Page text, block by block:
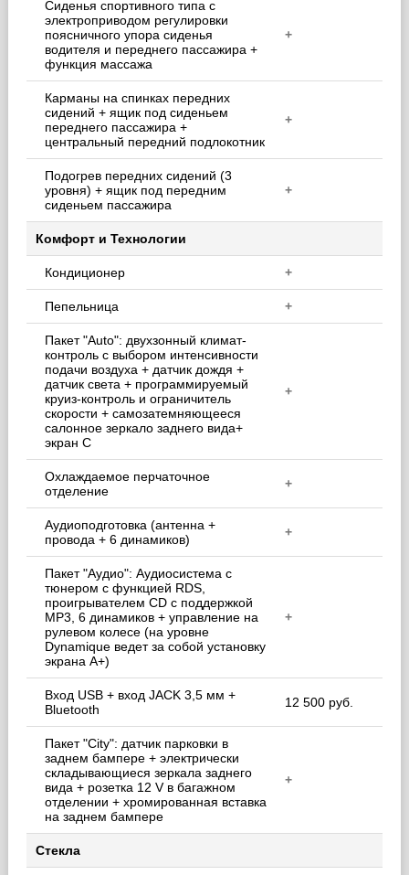
Сиденья спортивного типа с
электроприводом регулировки
поясничного упора сиденья
водителя и переднего пассажира +
функция массажа
+
Карманы на спинках передних
сидений + ящик под сиденьем
переднего пассажира +
центральный передний подлокотник
+
Подогрев передних сидений (3
уровня) + ящик под передним
сиденьем пассажира
+
Комфорт и Технологии
Кондиционер +
Пепельница +
Пакет "Auto": двухзонный климат-
контроль с выбором интенсивности
подачи воздуха + датчик дождя +
датчик света + программируемый
круиз-контроль и ограничитель
скорости + самозатемняющееся
салонное зеркало заднего вида+
экран С
+
Охлаждаемое перчаточное
отделение
+
Аудиоподготовка (антенна +
провода + 6 динамиков)
+
Пакет "Аудио": Аудиосистема с
тюнером c функцией RDS,
проигрывателем CD с поддержкой
MP3, 6 динамиков + управление на
рулевом колесе (на уровне
Dynamique ведет за собой установку
экрана А+)
+
Вход USB + вход JACK 3,5 мм +
Bluetooth
12 500 руб.
Пакет "City": датчик парковки в
заднем бампере + электрически
cкладывающиеся зеркала заднего
вида + розетка 12 V в багажном
отделении + хромированная вставка
на заднем бампере
+
Стекла